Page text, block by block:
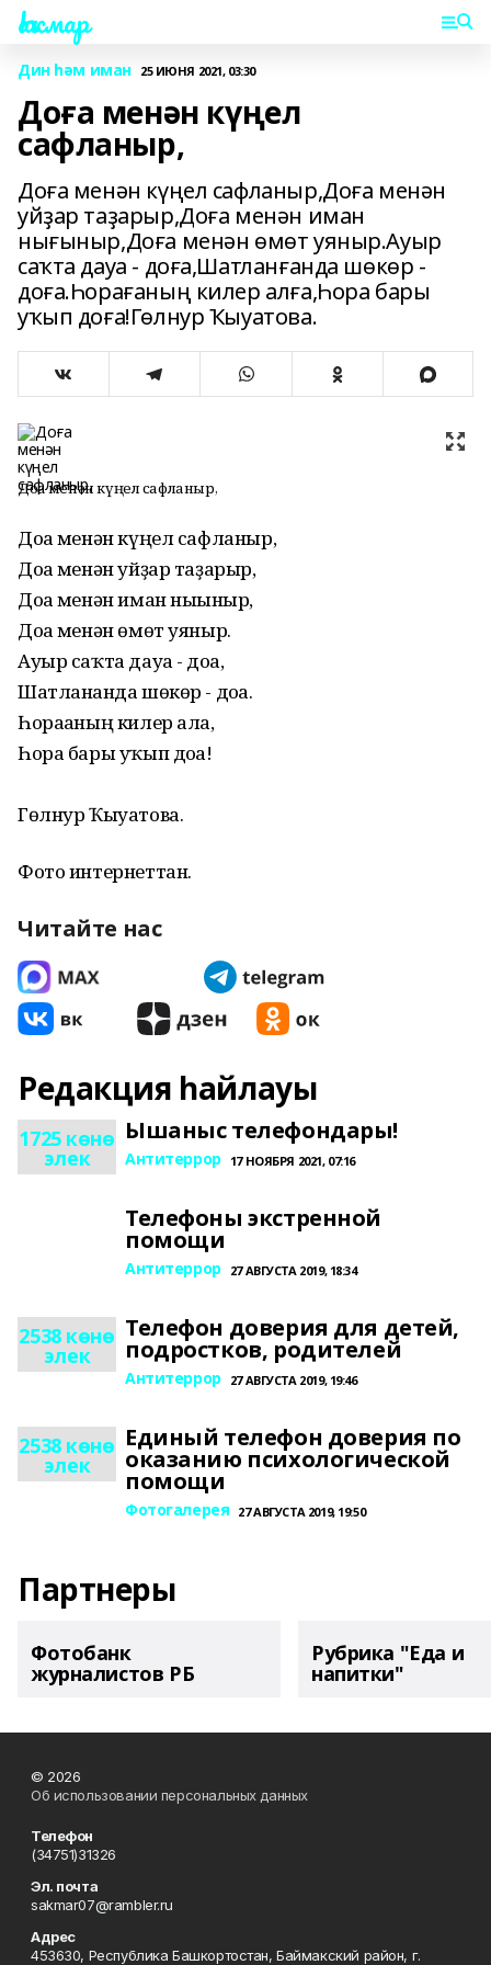
Һаҡмар
Дин һәм иман 25 ИЮНЯ 2021, 03:30
Доға менән күңел
сафланыр,
Доға менән күңел сафланыр,Доға менән
уйҙар таҙарыр,Доға менән иман
нығыныр,Доға менән өмөт уяныр.Ауыр
саҡта дауа - доға,Шатланғанда шөкөр -
доға.Һорағаның килер алға,Һора бары
уҡып доға!Гөлнур Ҡыуатова.
Доға менән күңел сафланыр,
Доға менән күңел сафланыр,
Доға менән уйҙар таҙарыр,
Доға менән иман нығыныр,
Доға менән өмөт уяныр.
Ауыр саҡта дауа - доға,
Шатланғанда шөкөр - доға.
Һорағаның килер алға,
Һора бары уҡып доға!
Гөлнур Ҡыуатова.
Фото интернеттан.
Читайте нас
Редакция һайлауы
1725 көнө
элек
Ышаныс телефондары!
Антитеррор 17 НОЯБРЯ 2021, 07:16
Телефоны экстренной
помощи
Антитеррор 27 АВГУСТА 2019, 18:34
2538 көнө
элек
Телефон доверия для детей,
подростков, родителей
Антитеррор 27 АВГУСТА 2019, 19:46
2538 көнө
элек
Единый телефон доверия по
оказанию психологической
помощи
Фотогалерея 27 АВГУСТА 2019, 19:50
Партнеры
Фотобанк
журналистов РБ
Рубрика "Еда и
напитки"
© 2026
Об использовании персональных данных
Телефон
(34751)31326
Эл. почта
sakmar07@rambler.ru
Адрес
453630, Республика Башкортостан, Баймакский район, г.